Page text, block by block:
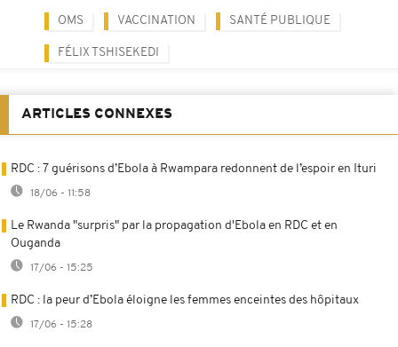
OMS VACCINATION SANTÉ PUBLIQUE
FÉLIX TSHISEKEDI
ARTICLES CONNEXES
RDC : 7 guérisons d’Ebola à Rwampara redonnent de l’espoir en Ituri
18/06 - 11:58
Le Rwanda "surpris" par la propagation d'Ebola en RDC et en
Ouganda
17/06 - 15:25
RDC : la peur d’Ebola éloigne les femmes enceintes des hôpitaux
17/06 - 15:28